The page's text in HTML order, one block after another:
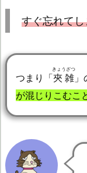
すぐ忘れて
つまり「夾雑
きょうざつ
」
が混じりこむこ